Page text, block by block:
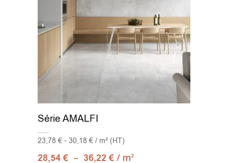
Série AMALFI
23,78 € - 30,18 € / m² (HT)
28,54€ – 36,22€ / m2